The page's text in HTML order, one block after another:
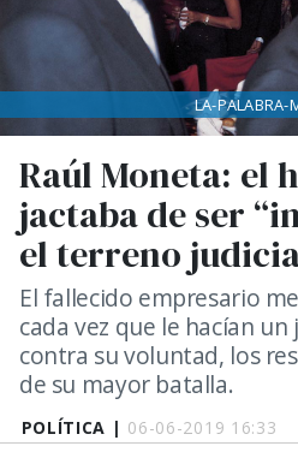
POLÍTICA | 06-06-2019 16:33
Raúl Moneta: el
jactaba de ser
el terreno
El fallecido empresario
cada vez que le hacían
contra su voluntad, los
de su mayor batalla.
LA-PALABRA-